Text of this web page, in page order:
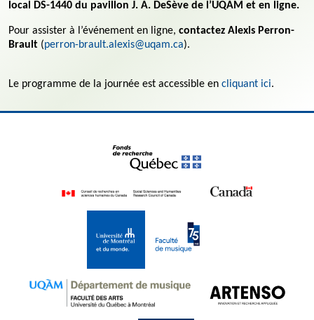
local DS-1440 du pavillon J. A. DeSève de l’UQAM et en ligne.
Pour assister à l’événement en ligne, contactez Alexis Perron-
Brault (perron-brault.alexis@uqam.ca).
Le programme de la journée est accessible en cliquant ici.